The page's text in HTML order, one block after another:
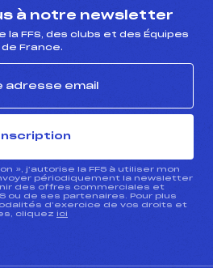
à notre newsletter
la FFS, des clubs et des Équipes
de France.
», j’autorise la FFS à utiliser mon
périodiquement la newsletter
des offres commerciales et
ou de ses partenaires. Pour plus
d’exercice de vos droits et
cliquez ici